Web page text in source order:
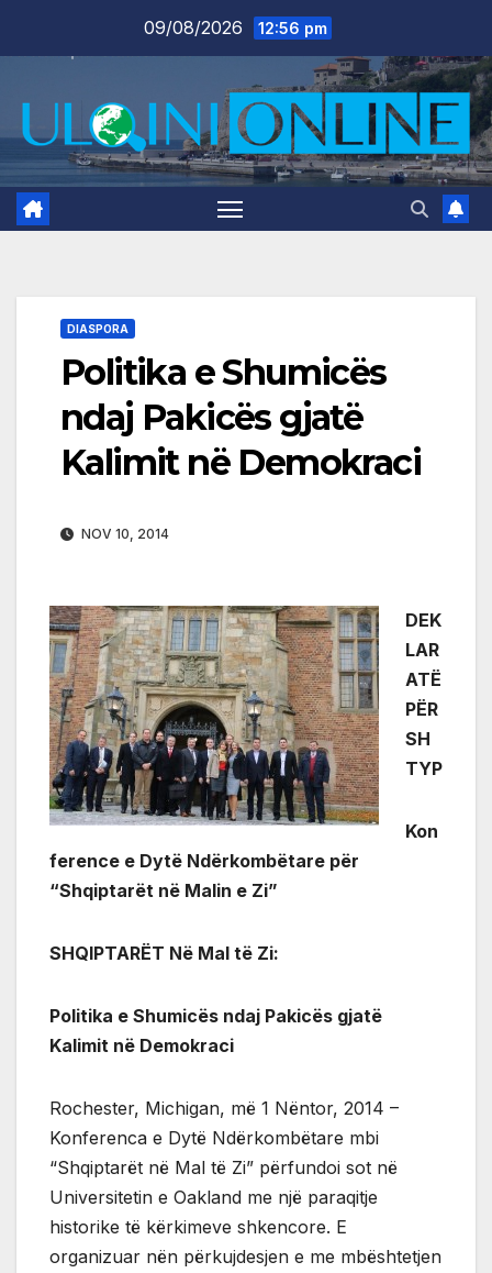
09/08/2026 12:56 pm
DIASPORA
Politika e Shumicës
ndaj Pakicës gjatë
Kalimit në Demokraci
NOV 10, 2014
DEK
LAR
ATË
PËR
SH
TYP
Kon
ference e Dytë Ndërkombëtare për
“Shqiptarët në Malin e Zi”
SHQIPTARËT Në Mal të Zi:
Politika e Shumicës ndaj Pakicës gjatë
Kalimit në Demokraci
Rochester, Michigan, më 1 Nëntor, 2014 –
Konferenca e Dytë Ndërkombëtare mbi
“Shqiptarët në Mal të Zi” përfundoi sot në
Universitetin e Oakland me një paraqitje
historike të kërkimeve shkencore. E
organizuar nën përkujdesjen e me mbështetjen